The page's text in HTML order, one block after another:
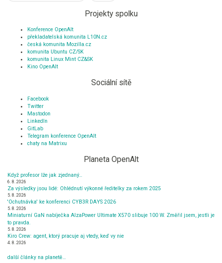
Projekty spolku
Konference OpenAlt
překladatelská komunita L10N.cz
česká komunita Mozilla.cz
komunita Ubuntu CZ/SK
komunita Linux Mint CZ&SK
Kino OpenAlt
Sociální sítě
Facebook
Twitter
Mastodon
LinkedIn
GitLab
Telegram konference OpenAlt
chaty na Matrixu
Planeta OpenAlt
Když profesor lže jak zjednaný…
6. 8. 2026
Za výsledky jsou lidé: Ohlédnutí výkonné ředitelky za rokem 2025
5. 8. 2026
'Ochutnávka' ke konferenci CYB3R DAYS 2026
5. 8. 2026
Miniaturní GaN nabíječka AlzaPower Ultimate X570 slibuje 100 W. Změřil jsem, jestli je
to pravda.
5. 8. 2026
Kiro Crew: agent, ktorý pracuje aj vtedy, keď vy nie
4. 8. 2026
další články na planetě…